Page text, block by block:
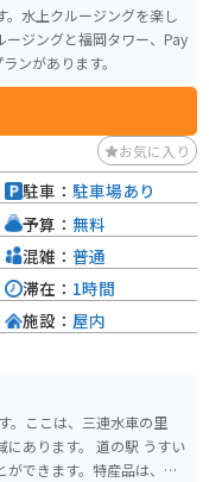
。水上クルージングを楽し
ージングと福岡タワー、Pay
ンがあります。
お気に入り
。ここは、三連水車の里
道の駅 うすい
できます。特産品は、ぶ
駐車： 駐車場あり
予算： 無料
混雑： 普通
滞在： 1時間
施設： 屋内